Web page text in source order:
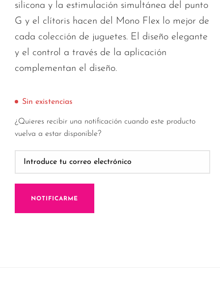
silicona y la estimulación simultánea del punto
G y el clítoris hacen del Mono Flex lo mejor de
cada colección de juguetes. El diseño elegante
y el control a través de la aplicación
complementan el diseño.
Sin existencias
¿Quieres recibir una notificación cuando este producto
vuelva a estar disponible?
NOTIFICARME